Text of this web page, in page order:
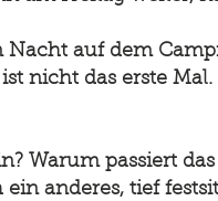
Nacht auf dem
ist nicht das erste
Warum passiert
anderes, tief